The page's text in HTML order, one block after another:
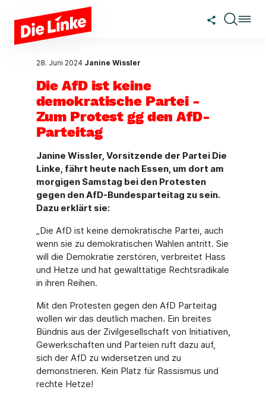
Zum Hauptinhalt springen
28. Juni 2024 Janine Wissler
Die AfD ist keine
demokratische Partei -
Zum Protest gg den AfD-
Parteitag
Janine Wissler, Vorsitzende der Partei Die
Linke, fährt heute nach Essen, um dort am
morgigen Samstag bei den Protesten
gegen den AfD-Bundesparteitag zu sein.
Dazu erklärt sie:
„Die AfD ist keine demokratische Partei, auch
wenn sie zu demokratischen Wahlen antritt. Sie
will die Demokratie zerstören, verbreitet Hass
und Hetze und hat gewalttätige Rechtsradikale
in ihren Reihen.
Mit den Protesten gegen den AfD Parteitag
wollen wir das deutlich machen. Ein breites
Bündnis aus der Zivilgesellschaft von Initiativen,
Gewerkschaften und Parteien ruft dazu auf,
sich der AfD zu widersetzen und zu
demonstrieren. Kein Platz für Rassismus und
rechte Hetze!